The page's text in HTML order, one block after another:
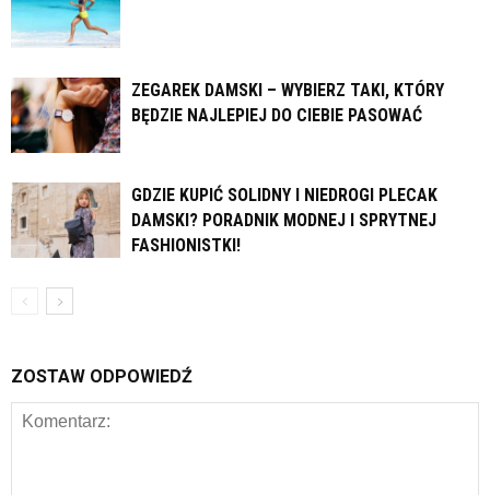
ZEGAREK DAMSKI – WYBIERZ TAKI, KTÓRY
BĘDZIE NAJLEPIEJ DO CIEBIE PASOWAĆ
GDZIE KUPIĆ SOLIDNY I NIEDROGI PLECAK
DAMSKI? PORADNIK MODNEJ I SPRYTNEJ
FASHIONISTKI!
ZOSTAW ODPOWIEDŹ